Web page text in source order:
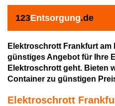
123Entsorgung.de
Elektroschrott Frankfurt am
günstiges Angebot für Ihre
Elektroschrott geht. Bieten
Container zu günstigen
Elektroschrott